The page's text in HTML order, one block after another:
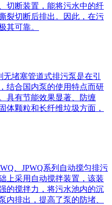
切断装置，能将污水中的纤
裂切断后排出。因此，在污
其可靠。
无堵塞管道式排污泵是在引
结合国内泵的使用特点而研
具有节能效果显著、防缠
体颗粒和长纤维垃圾方面，
、JPWQ系列自动搅匀排污
上采用自动搅拌装置，该装
的搅拌力，将污水池内的沉
内排出，提高了泵的防堵、